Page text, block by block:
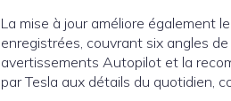
La mise à jour améliore également
enregistrées, couvrant six angles
avertissements Autopilot et la
par Tesla aux détails du quotidien,